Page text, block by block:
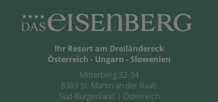
Ihr Resort am Dreiländereck
Österreich - Ungarn - Slowenien
Mitterberg 32-34
8383 St. Martin an der Raab
Süd-Burgenland | Österreich